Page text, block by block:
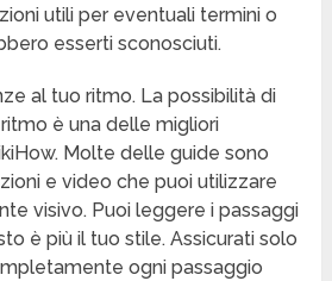
utili per eventuali termini o
esserti sconosciuti.
al tuo ritmo. La possibilità di
è una delle migliori
Molte delle guide sono
e video che puoi utilizzare
visivo. Puoi leggere i passaggi
è più il tuo stile. Assicurati solo
ogni passaggio